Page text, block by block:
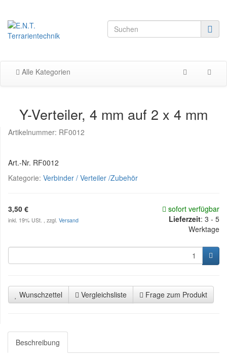
Alle Kategorien
Y-Verteiler, 4 mm auf 2 x 4 mm
Artikelnummer: RF0012
Art.-Nr. RF0012
Kategorie: Verbinder / Verteiler /Zubehör
3,50 €
inkl. 19% USt. , zzgl. Versand
sofort verfügbar
Lieferzeit: 3 - 5
Werktage
Wunschzettel Vergleichsliste Frage zum Produkt
Beschreibung